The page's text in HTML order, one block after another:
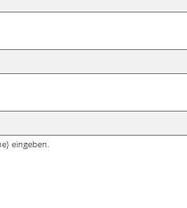
eingeben.